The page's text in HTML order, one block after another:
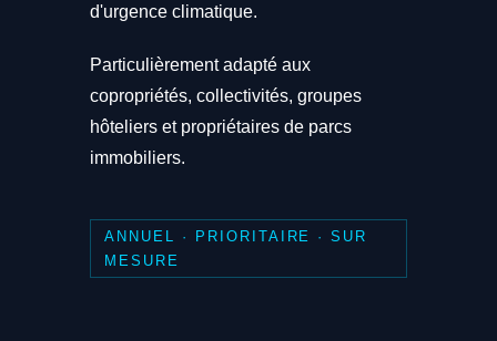
d'urgence climatique.
Particulièrement adapté aux
copropriétés, collectivités, groupes
hôteliers et propriétaires de parcs
immobiliers.
ANNUEL · PRIORITAIRE · SUR
MESURE